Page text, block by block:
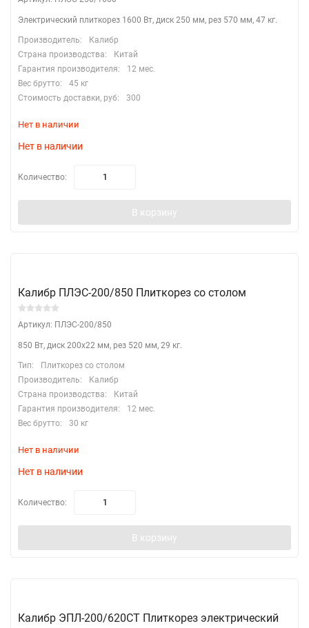
​Электрический плиткорез 1600 Вт, диск 250 мм, рез 570 мм, 47 кг.
Производитель:
Калибр
Страна производства:
Китай
Гарантия производителя:
12 мес.
Вес брутто:
45 кг
Стоимость доставки, руб:
300
Нет в наличии
Нет в наличии
Количество:
В корзину
Калибр ПЛЭС-200/850 Плиткорез со столом
Артикул: ПЛЭС-200/850
850 Вт, диск 200х22 мм, рез 520 мм, 29 кг.
Тип:
Плиткорез со столом
Производитель:
Калибр
Страна производства:
Китай
Гарантия производителя:
12 мес.
Вес брутто:
30 кг
Нет в наличии
Нет в наличии
Количество:
В корзину
Калибр ЭПЛ-200/620СТ Плиткорез электрический